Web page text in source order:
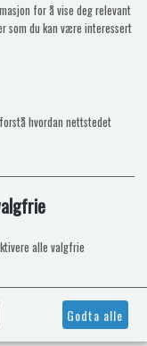
for å vise deg relevant
som du kan være interessert
hvordan nettstedet
alle valgfrie
Godta alle